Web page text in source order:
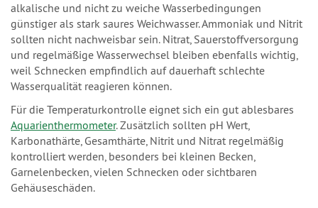
alkalische und nicht zu weiche Wasserbedingungen
günstiger als stark saures Weichwasser. Ammoniak und Nitrit
sollten nicht nachweisbar sein. Nitrat, Sauerstoffversorgung
und regelmäßige Wasserwechsel bleiben ebenfalls wichtig,
weil Schnecken empfindlich auf dauerhaft schlechte
Wasserqualität reagieren können.
Für die Temperaturkontrolle eignet sich ein gut ablesbares
Aquarienthermometer. Zusätzlich sollten pH Wert,
Karbonathärte, Gesamthärte, Nitrit und Nitrat regelmäßig
kontrolliert werden, besonders bei kleinen Becken,
Garnelenbecken, vielen Schnecken oder sichtbaren
Gehäuseschäden.